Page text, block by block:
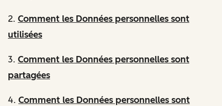
2. Comment les Données personnelles sont
utilisées
3. Comment les Données personnelles sont
partagées
4. Comment les Données personnelles sont